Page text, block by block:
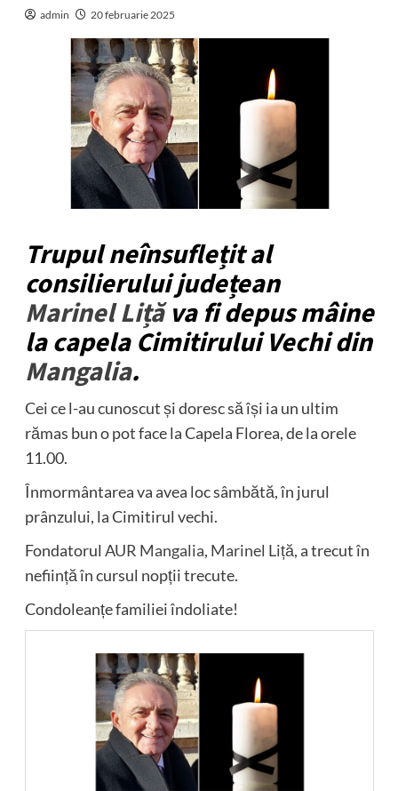
admin 20 februarie 2025
Trupul neînsuflețit al
consilierului județean
Marinel Lițăva fi depus mâine
la capela Cimitirului Vechi din
Mangalia.
Cei ce l-au cunoscut și doresc să își ia un ultim
rămas bun o pot face la Capela Florea, de la orele
11.00.
Înmormântarea va avea loc sâmbătă, în jurul
prânzului, la Cimitirul vechi.
Fondatorul AUR Mangalia, Marinel Liță, a trecut în
neființă în cursul nopții trecute.
Condoleanțe familiei îndoliate!